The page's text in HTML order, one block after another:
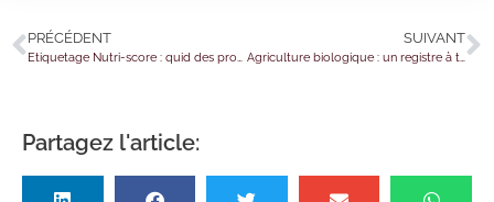
PRÉCÉDENT
Etiquetage Nutri-score : quid des productions artisanales ?
SUIVANT
Agriculture biologique : un registre à tenir
Partagez l'article: